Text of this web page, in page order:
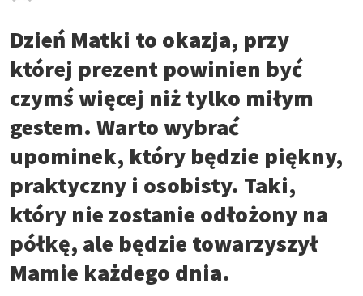
Dzień Matki to okazja, przy
której prezent powinien być
czymś więcej niż tylko miłym
gestem. Warto wybrać
upominek, który będzie piękny,
praktyczny i osobisty. Taki,
który nie zostanie odłożony na
półkę, ale będzie towarzyszył
Mamie każdego dnia.